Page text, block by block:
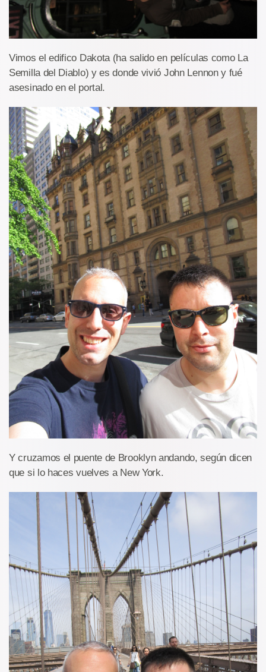
Vimos el edifico Dakota (ha salido en películas como La
Semilla del Diablo) y es donde vivió John Lennon y fué
asesinado en el portal.
Y cruzamos el puente de Brooklyn andando, según dicen
que si lo haces vuelves a New York.